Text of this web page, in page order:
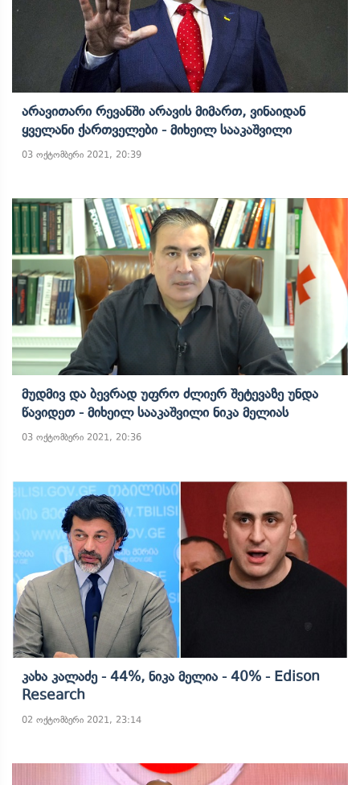
Არავითარი Რევანში Არავის Მიმართ, Ვინაიდან
Ყველანი Ქართველები - Მიხეილ Სააკაშვილი
03 ოქტომბერი 2021, 20:39
Მუდმივ Და Ბევრად Უფრო Ძლიერ Შეტევაზე Უნდა
Წავიდეთ - Მიხეილ Სააკაშვილი Ნიკა Მელიას
03 ოქტომბერი 2021, 20:36
Კახა Კალაძე - 44%, Ნიკა Მელია - 40% - Edison
Research
02 ოქტომბერი 2021, 23:14